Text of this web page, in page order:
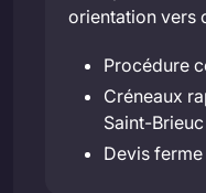
orientation vers
Procédure
Créneaux
Saint-Brieuc
Devis